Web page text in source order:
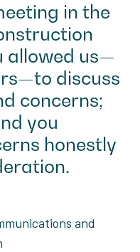
in the
allowed us—
discuss
concerns;
you
honestly
and